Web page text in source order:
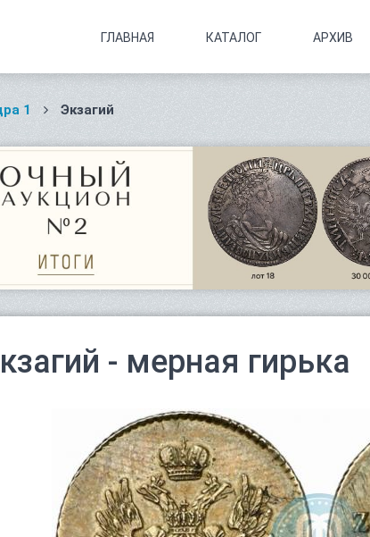
ГЛАВНАЯ КАТАЛОГ АРХИВ
1 Экзагий
- мерная гирька